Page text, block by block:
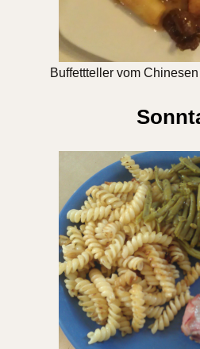
Buffettteller vom Chinesen